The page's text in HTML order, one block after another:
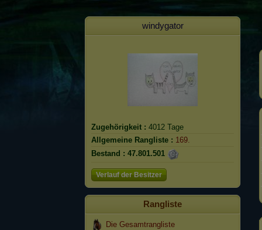
windygator
Zugehörigkeit : 4012 Tage
Allgemeine Rangliste : 169.
Bestand : 47.801.501
Verlauf der Besitzer
Rangliste
Die Gesamtrangliste